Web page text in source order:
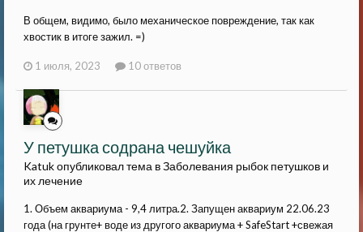
В общем, видимо, было механическое повреждение, так как
хвостик в итоге зажил. =)
1 июля, 2023 10 ответов
У петушка содрана чешуйка
Katuk опубликовал тема вЗаболевания рыбок петушков и
их лечение
1. Объем аквариума - 9,4 литра.2. Запущен аквариум 22.06.23
года (на грунте+ воде из другого аквариума + SafeStart +свежая